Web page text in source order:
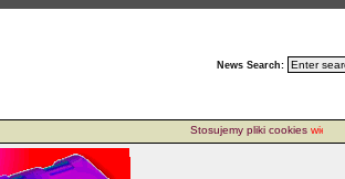
News Search:
Stosujemy pliki cookieswięcej...